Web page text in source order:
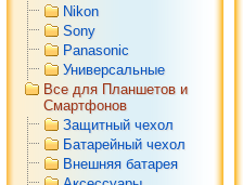
Nikon
Sony
Panasonic
Универсальные
Все для Планшетов и
Смартфонов
Защитный чехол
Батарейный чехол
Внешняя батарея